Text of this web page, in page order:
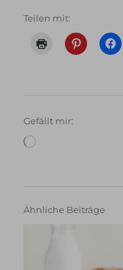
Teilen mit:
Gefällt mir:
Ähnliche Beiträge